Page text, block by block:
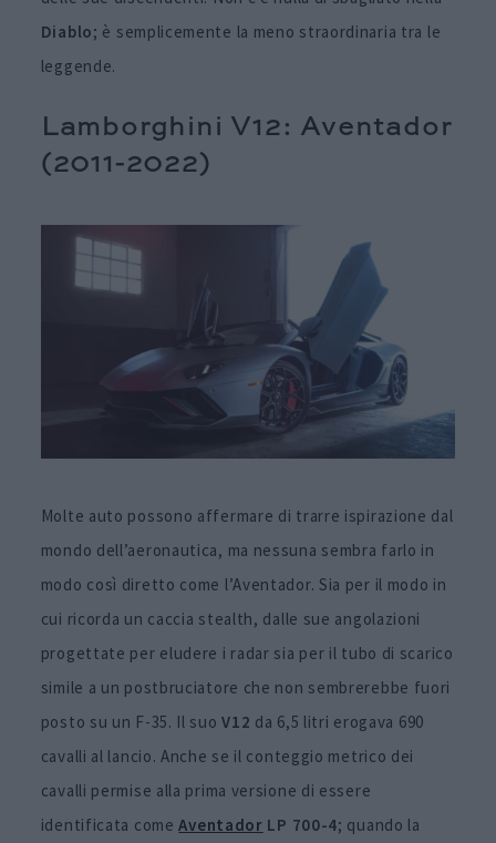
Diablo; è semplicemente la meno straordinaria tra le
leggende.
Lamborghini V12: Aventador
(2011-2022)
Molte auto possono affermare di trarre ispirazione dal
mondo dell’aeronautica, ma nessuna sembra farlo in
modo così diretto come l’Aventador. Sia per il modo in
cui ricorda un caccia stealth, dalle sue angolazioni
progettate per eludere i radar sia per il tubo di scarico
simile a un postbruciatore che non sembrerebbe fuori
posto su un F-35. Il suoV12 da 6,5 litri erogava 690
cavalli al lancio. Anche se il conteggio metrico dei
cavalli permise alla prima versione di essere
identificata comeAventador LP 700-4; quando la